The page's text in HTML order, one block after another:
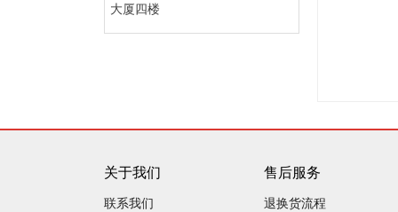
大厦四楼
关于我们
联系我们
售后服务
退换货流程